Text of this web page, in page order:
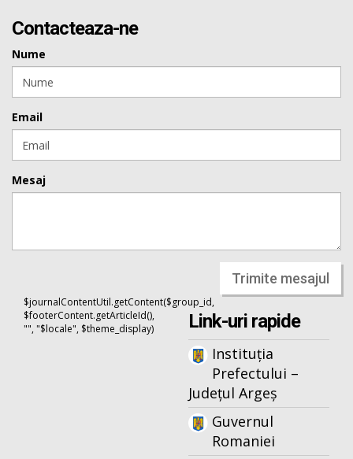
Contacteaza-ne
Nume
Email
Mesaj
Trimite mesajul
$journalContentUtil.getContent($group_id,
$footerContent.getArticleId(),
"", "$locale", $theme_display)
Link-uri rapide
Instituția
Prefectului –
Județul Argeș
Guvernul
Romaniei